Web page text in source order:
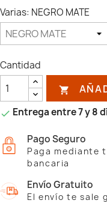
Varias: NEGRO MATE
Cantidad

 Entrega entre 7 y 8
Pago Seguro
Paga mediante
bancaria
Envío Gratuito
El envío te sale